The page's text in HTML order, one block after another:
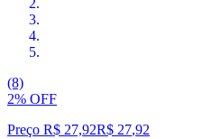
(8)
2% OFF
Preço R$ 27,92R$ 27,92